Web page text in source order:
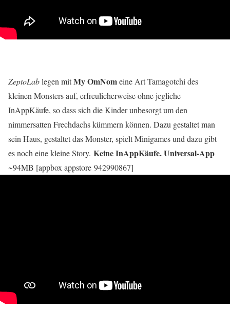
ZeptoLablegen mitMy OmNomeine Art Tamagotchi des
kleinen Monsters auf, erfreulicherweise ohne jegliche
InAppKäufe, so dass sich die Kinder unbesorgt um den
nimmersatten Frechdachs kümmern können. Dazu gestaltet man
sein Haus, gestaltet das Monster, spielt Minigames und dazu gibt
es noch eine kleine Story. Keine InAppKäufe. Universal-App
~94MB [appbox appstore 942990867]